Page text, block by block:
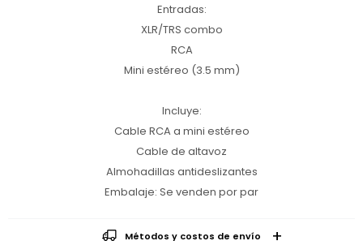
Entradas:
XLR/TRS combo
RCA
Mini estéreo (3.5 mm)
Incluye:
Cable RCA a mini estéreo
Cable de altavoz
Almohadillas antideslizantes
Embalaje: Se venden por par
Métodos y costos de envío